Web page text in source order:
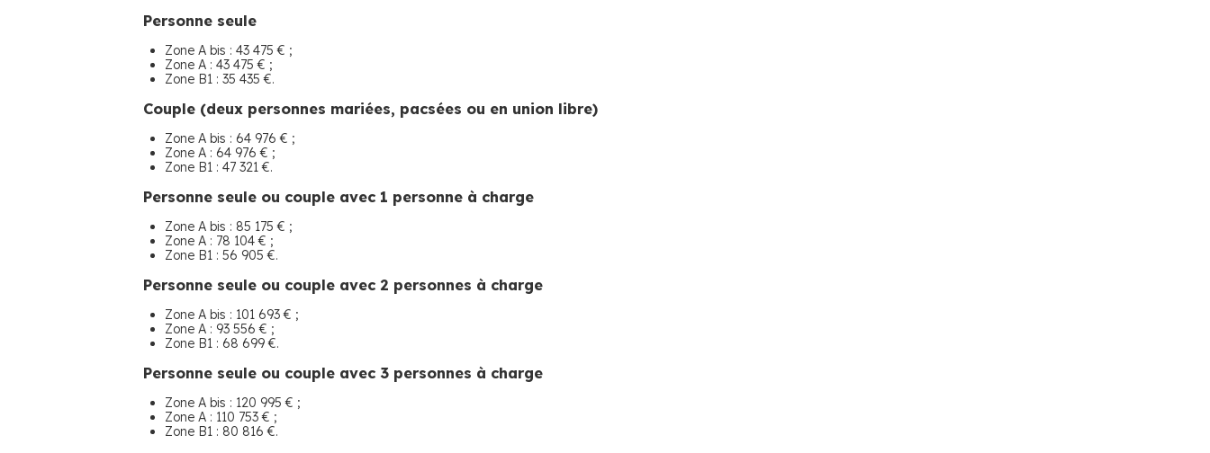
Personne seule
Zone A bis : 43 475 € ;
Zone A : 43 475 € ;
Zone B1 : 35 435 €.
Couple (deux personnes mariées, pacsées ou en union libre)
Zone A bis : 64 976 € ;
Zone A : 64 976 € ;
Zone B1 : 47 321 €.
Personne seule ou couple avec 1 personne à charge
Zone A bis : 85 175 € ;
Zone A : 78 104 € ;
Zone B1 : 56 905 €.
Personne seule ou couple avec 2 personnes à charge
Zone A bis : 101 693 € ;
Zone A : 93 556 € ;
Zone B1 : 68 699 €.
Personne seule ou couple avec 3 personnes à charge
Zone A bis : 120 995 € ;
Zone A : 110 753 € ;
Zone B1 : 80 816 €.